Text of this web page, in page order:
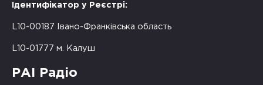
Ідентифікатор у Реєстрі:
L10-00187 Івано-Франківська область
L10-01777 м. Калуш
РАІ Радіо